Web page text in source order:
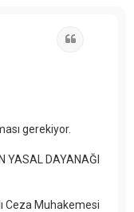
gerekiyor.
YASAL DAYANAĞI
Ceza Muhakemesi